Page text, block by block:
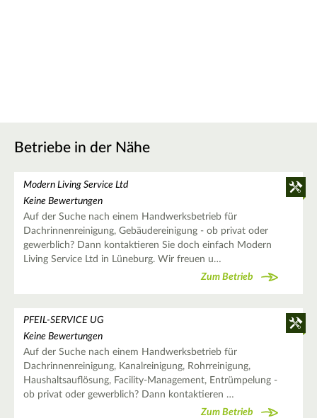
Betriebe in der Nähe
Modern Living Service Ltd
Keine Bewertungen
Auf der Suche nach einem Handwerksbetrieb für
Dachrinnenreinigung, Gebäudereinigung - ob privat oder
gewerblich? Dann kontaktieren Sie doch einfach Modern
Living Service Ltd in Lüneburg. Wir freuen u…
Zum Betrieb
PFEIL-SERVICE UG
Keine Bewertungen
Auf der Suche nach einem Handwerksbetrieb für
Dachrinnenreinigung, Kanalreinigung, Rohrreinigung,
Haushaltsauflösung, Facility-Management, Entrümpelung -
ob privat oder gewerblich? Dann kontaktieren …
Zum Betrieb